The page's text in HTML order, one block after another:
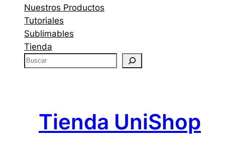
Nuestros Productos
Tutoriales
Sublimables
Tienda
B
Tienda UniShop